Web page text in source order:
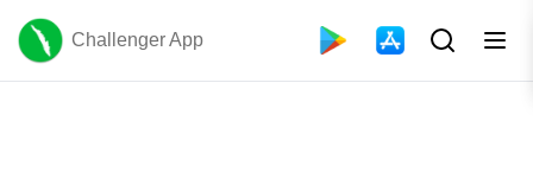
Challenger App